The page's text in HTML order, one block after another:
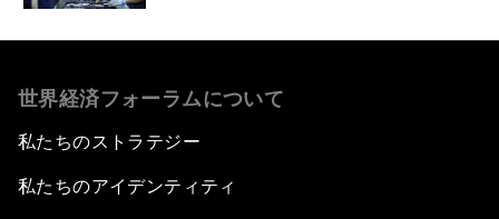
世界経済フォーラムについて
私たちのストラテジー
私たちのアイデンティティ